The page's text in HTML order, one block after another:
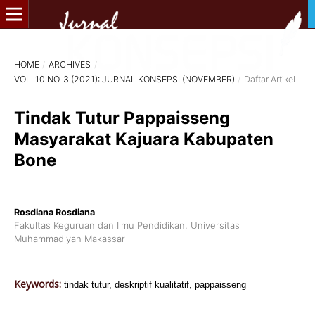
HOME / ARCHIVES /
VOL. 10 NO. 3 (2021): JURNAL KONSEPSI (NOVEMBER) / Daftar Artikel
Tindak Tutur Pappaisseng
Masyarakat Kajuara Kabupaten
Bone
Rosdiana Rosdiana
Fakultas Keguruan dan Ilmu Pendidikan, Universitas
Muhammadiyah Makassar
Keywords: tindak tutur, deskriptif kualitatif, pappaisseng